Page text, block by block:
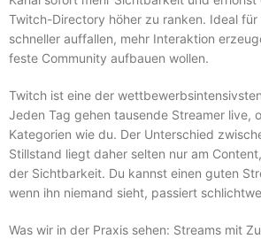
Twitch-Directory höher zu ranken. Ideal für
schneller auffallen, mehr Interaktion
feste Community aufbauen wollen.
Twitch ist eine der
Jeden Tag gehen tausende Streamer live,
Kategorien wie du. Der Unterschied
Stillstand liegt daher selten nur am
der Sichtbarkeit. Du kannst einen guten
wenn ihn niemand sieht, passiert
Was wir in der Praxis sehen: Streams mit